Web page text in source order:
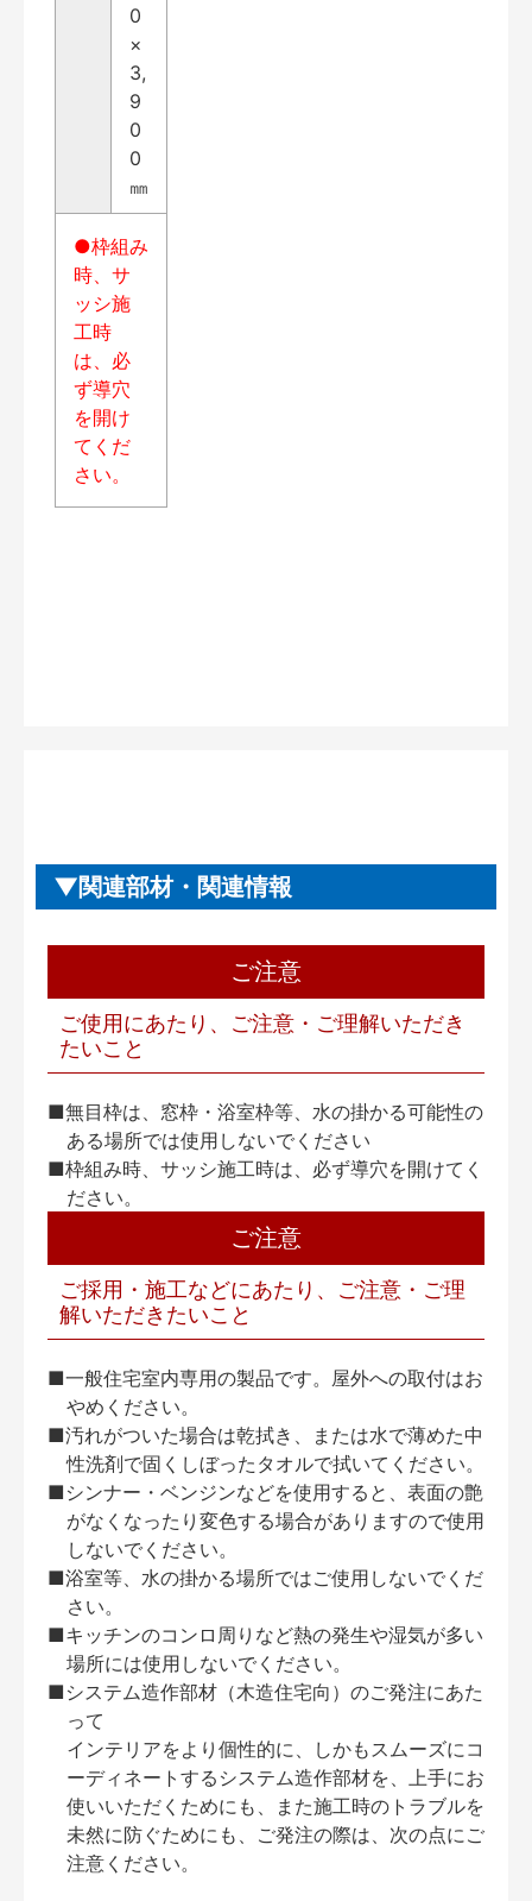
0
×
3,
9
0
0
㎜
●枠組み
時、サ
ッシ施
工時
は、必
ず導穴
を開け
てくだ
さい。
関連部材・関連情報
ご注意
ご使用にあたり、ご注意・ご理解いただき
たいこと
■無目枠は、窓枠・浴室枠等、水の掛かる可能性の
ある場所では使用しないでください
■枠組み時、サッシ施工時は、必ず導穴を開けてく
ださい。
ご注意
ご採用・施工などにあたり、ご注意・ご理
解いただきたいこと
■一般住宅室内専用の製品です。屋外への取付はお
やめください。
■汚れがついた場合は乾拭き、または水で薄めた中
性洗剤で固くしぼったタオルで拭いてください。
■シンナー・ベンジンなどを使用すると、表面の艶
がなくなったり変色する場合がありますので使用
しないでください。
■浴室等、水の掛かる場所ではご使用しないでくだ
さい。
■キッチンのコンロ周りなど熱の発生や湿気が多い
場所には使用しないでください。
■システム造作部材（木造住宅向）のご発注にあた
って
インテリアをより個性的に、しかもスムーズにコ
ーディネートするシステム造作部材を、上手にお
使いいただくためにも、また施工時のトラブルを
未然に防ぐためにも、ご発注の際は、次の点にご
注意ください。